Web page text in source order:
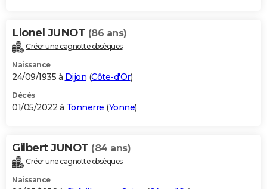
Lionel JUNOT (86 ans)
Créer une cagnotte obsèques
Naissance
24/09/1935 à Dijon (Côte-d'Or)
Décès
01/05/2022 à Tonnerre (Yonne)
Gilbert JUNOT (84 ans)
Créer une cagnotte obsèques
Naissance